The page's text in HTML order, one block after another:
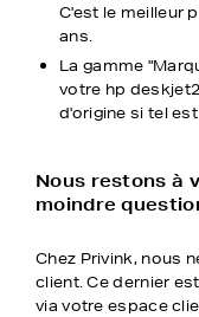
C'est le meilleur
ans.
La gamme
votre hp
d'origine si tel
Nous restons à
moindre
Chez Privink, nous
client. Ce dernier
via votre espace